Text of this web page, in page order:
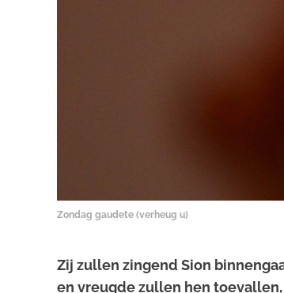
Zondag gaudete (verheug u)
Zij zullen zingend Sion
en vreugde zullen hen